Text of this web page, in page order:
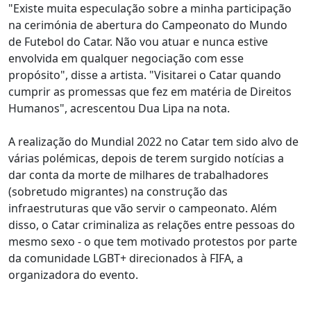
"Existe muita especulação sobre a minha participação
na cerimónia de abertura do Campeonato do Mundo
de Futebol do Catar. Não vou atuar e nunca estive
envolvida em qualquer negociação com esse
propósito", disse a artista. "Visitarei o Catar quando
cumprir as promessas que fez em matéria de Direitos
Humanos", acrescentou Dua Lipa na nota.
A realização do Mundial 2022 no Catar tem sido alvo de
várias polémicas, depois de terem surgido notícias a
dar conta da morte de milhares de trabalhadores
(sobretudo migrantes) na construção das
infraestruturas que vão servir o campeonato. Além
disso, o Catar criminaliza as relações entre pessoas do
mesmo sexo - o que tem motivado protestos por parte
da comunidade LGBT+ direcionados à FIFA, a
organizadora do evento.